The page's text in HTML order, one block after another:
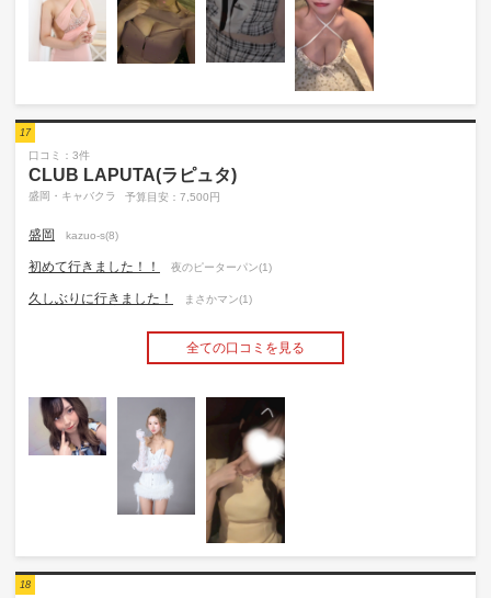
17
口コミ：3件
CLUB LAPUTA(ラピュタ)
盛岡・キャバクラ 予算目安：7,500円
盛岡 kazuo-s(8)
初めて行きました！！ 夜のピーターパン(1)
久しぶりに行きました！ まさかマン(1)
全ての口コミを見る
18